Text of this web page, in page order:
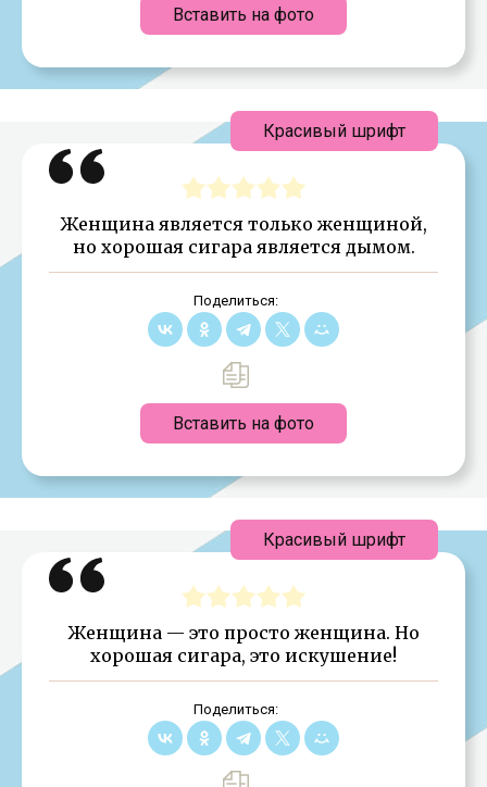
Вставить на фото
Женщина является только женщиной,
но хорошая сигара является дымом.
Поделиться:
Вставить на фото
Красивый шрифт
Женщина — это просто женщина. Но
хорошая сигара, это искушение!
Поделиться:
Красивый шрифт